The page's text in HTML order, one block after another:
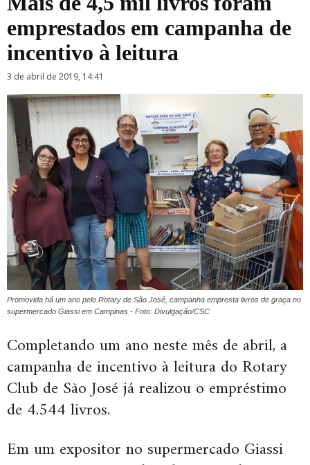
emprestados em campanha de
incentivo à leitura
3 de abril de 2019, 14:41
Promovida há um ano pelo Rotary de São José, campanha empresta livros de graça no
supermercado Giassi em Campinas - Foto: Divulgação/CSC
Completando um ano neste mês de abril, a
campanha de incentivo à leitura do Rotary
Club de São José já realizou o empréstimo
de 4.544 livros.
Em um expositor no supermercado Giassi